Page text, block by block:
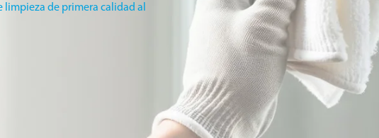
de primera calidad al